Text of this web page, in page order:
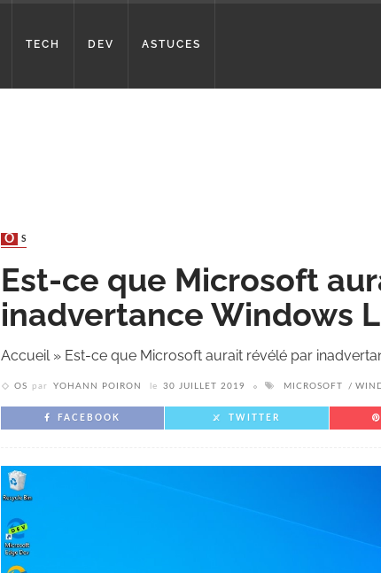
TECH DEV ASTUCES
OS
Est-ce que Microsoft
inadvertance Windows
Accueil» Est-ce que Microsoft aurait révélé par
OS par YOHANN POIRON le 30 JUILLET 2019 MICROSOFT
FACEBOOK TWITTER